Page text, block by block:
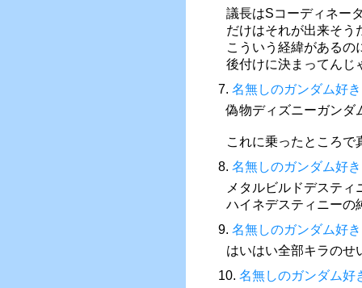
議長はSコーディネー
だけはそれが出来そう
こういう経緯があるの
後付けに決まってんじ
7. 名無しのガンダム好き
偽物ディズニーガンダ
これに乗ったところで
8. 名無しのガンダム好き
メタルビルドデステ
ハイネデスティニーの
9. 名無しのガンダム好き
はいはい全部キラのせ
10. 名無しのガンダム好